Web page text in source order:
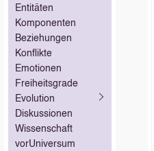
Entitäten
Komponenten
Beziehungen
Konflikte
Emotionen
Freiheitsgrade
Evolution
Diskussionen
Wissenschaft
vorUniversum